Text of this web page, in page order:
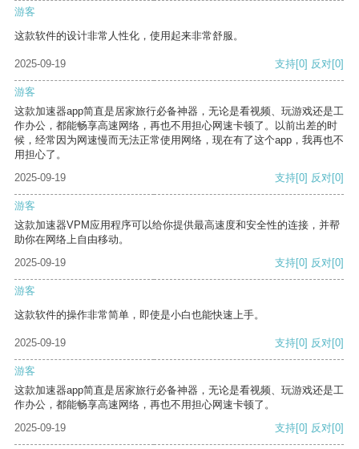
游客
这款软件的设计非常人性化，使用起来非常舒服。
2025-09-19 支持[0] 反对[0]
游客
这款加速器app简直是居家旅行必备神器，无论是看视频、玩游戏还是工
作办公，都能畅享高速网络，再也不用担心网速卡顿了。以前出差的时
候，经常因为网速慢而无法正常使用网络，现在有了这个app，我再也不
用担心了。
2025-09-19
支持[0] 反对[0]
游客
这款加速器VPM应用程序可以给你提供最高速度和安全性的连接，并帮
助你在网络上自由移动。
2025-09-19
支持[0] 反对[0]
游客
这款软件的操作非常简单，即使是小白也能快速上手。
2025-09-19 支持[0] 反对[0]
游客
这款加速器app简直是居家旅行必备神器，无论是看视频、玩游戏还是工
作办公，都能畅享高速网络，再也不用担心网速卡顿了。
2025-09-19
支持[0] 反对[0]